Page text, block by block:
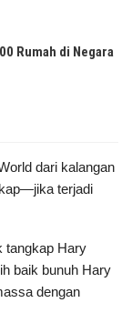
Rumah di Negara
dari kalangan
terjadi
tangkap Hary
baik bunuh Hary
dengan